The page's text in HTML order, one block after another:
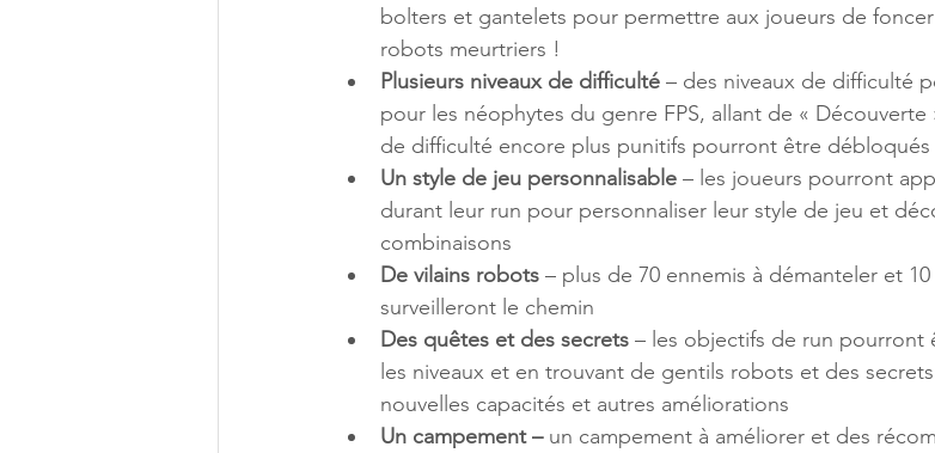
bolters et gantelets pour permettre aux joueurs de
robots meurtriers !
Plusieurs niveaux de difficulté – des niveaux de difficulté
pour les néophytes du genre FPS, allant de « Découverte
de difficulté encore plus punitifs pourront être
Un style de jeu personnalisable – les joueurs pourront
durant leur run pour personnaliser leur style de jeu et
combinaisons
De vilains robots – plus de 70 ennemis à démanteler et
surveilleront le chemin
Des quêtes et des secrets – les objectifs de run pourront
les niveaux et en trouvant de gentils robots et des
nouvelles capacités et autres améliorations
Un campement – un campement à améliorer et des